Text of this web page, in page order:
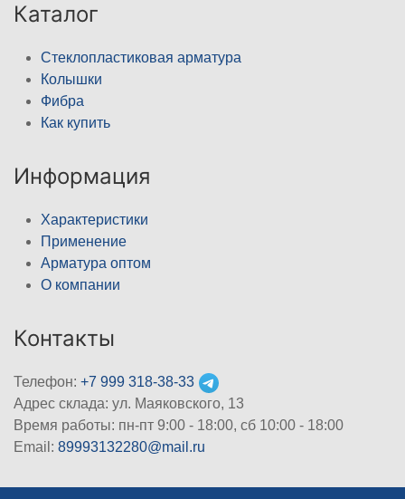
Каталог
Стеклопластиковая арматура
Колышки
Фибра
Как купить
Информация
Характеристики
Применение
Арматура оптом
О компании
Контакты
Телефон: +7 999 318-38-33
Адрес склада: ул. Маяковского, 13
Время работы: пн-пт 9:00 - 18:00, сб 10:00 - 18:00
Email: 89993132280@mail.ru